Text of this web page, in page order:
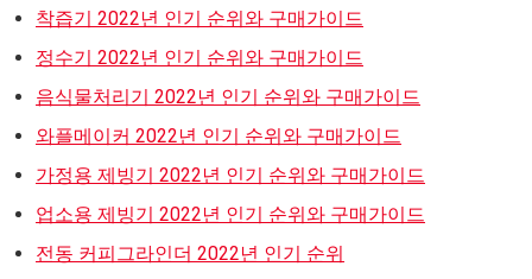
착즙기 2022년 인기 순위와 구매가이드
정수기 2022년 인기 순위와 구매가이드
음식물처리기 2022년 인기 순위와 구매가이드
와플메이커 2022년 인기 순위와 구매가이드
가정용 제빙기 2022년 인기 순위와 구매가이드
업소용 제빙기 2022년 인기 순위와 구매가이드
전동 커피그라인더 2022년 인기 순위